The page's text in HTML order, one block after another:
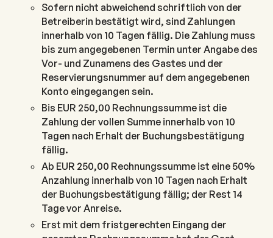
Sofern nicht abweichend schriftlich von der
Betreiberin bestätigt wird, sind Zahlungen
innerhalb von 10 Tagen fällig. Die Zahlung muss
bis zum angegebenen Termin unter Angabe des
Vor- und Zunamens des Gastes und der
Reservierungsnummer auf dem angegebenen
Konto eingegangen sein.
Bis EUR 250,00 Rechnungssumme ist die
Zahlung der vollen Summe innerhalb von 10
Tagen nach Erhalt der Buchungsbestätigung
fällig.
Ab EUR 250,00 Rechnungssumme ist eine 50%
Anzahlung innerhalb von 10 Tagen nach Erhalt
der Buchungsbestätigung fällig; der Rest 14
Tage vor Anreise.
Erst mit dem fristgerechten Eingang der